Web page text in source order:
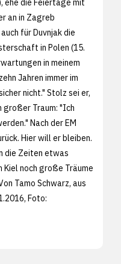
ehe die Feiertage mit
an in Zagreb
für Duvnjak die
in Polen (15.
in meinem
Jahren immer im
nicht." Stolz sei er,
großer Traum: "Ich
Nach der EM
Hier will er bleiben.
die Zeiten etwas
Kiel noch große Träume
Tamo Schwarz, aus
Foto: